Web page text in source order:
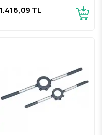
1.416,09 TL